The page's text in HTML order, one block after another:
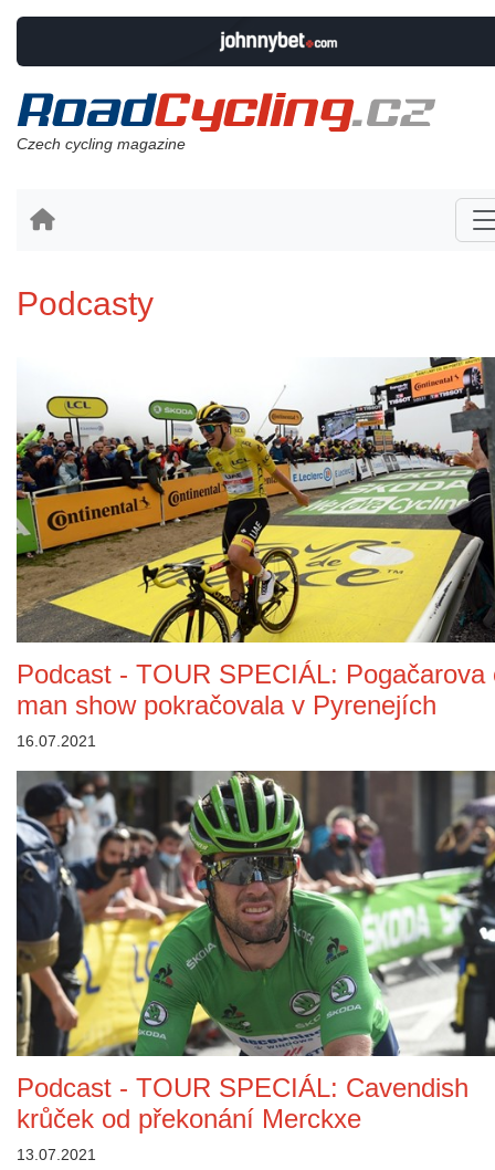
Czech cycling magazine
Podcasty
Podcast - TOUR SPECIÁL: Pogačarova
man show pokračovala v Pyrenejích
16.07.2021
Podcast - TOUR SPECIÁL: Cavendish
krůček od překonání Merckxe
13.07.2021